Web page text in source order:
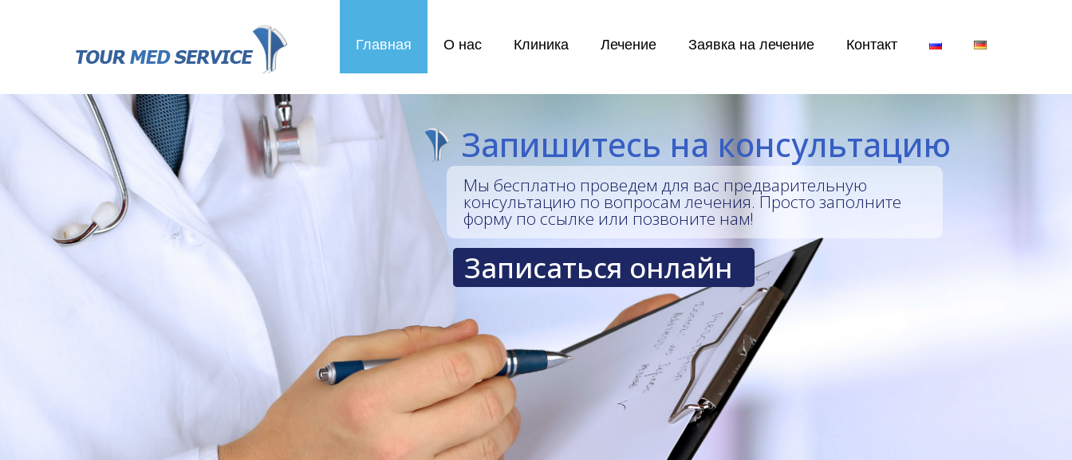
Главная О нас Клиника Лечение Заявка на лечение Контакт
Запишитесь на консультацию
Мы бесплатно проведем для вас предварительную
консультацию по вопросам лечения. Просто заполните
форму по ссылке или позвоните нам!
Записаться онлайн